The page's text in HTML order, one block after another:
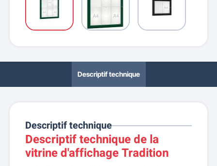
Descriptif technique
Descriptif technique
Descriptif technique de la
vitrine d'affichage Tradition